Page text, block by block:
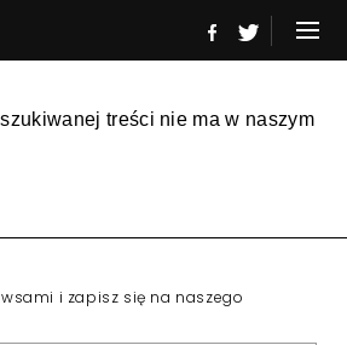
treści nie ma w naszym
i zapisz się na naszego